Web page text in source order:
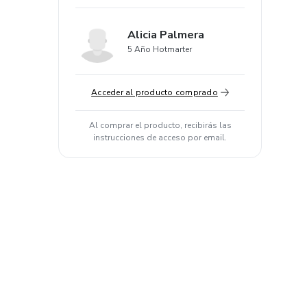
Alicia Palmera
5 Año Hotmarter
Acceder al producto comprado
Al comprar el producto, recibirás las
instrucciones de acceso por email.